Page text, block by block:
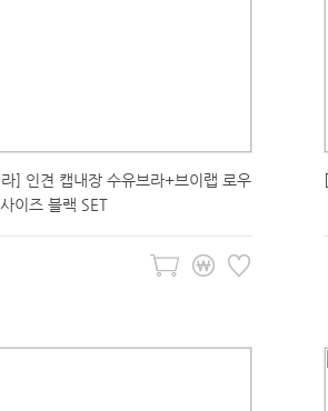
] 인견 캡내장 수유브라+브이랩 로우
이즈 블랙 SET